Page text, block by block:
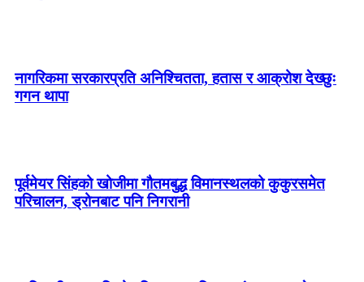
नागरिकमा सरकारप्रति अनिश्चितता, हतास र आक्रोश देख्छुः
गगन थापा
पूर्वमेयर सिंहको खोजीमा गौतमबुद्ध विमानस्थलको कुकुरसमेत
परिचालन, ड्रोनबाट पनि निगरानी